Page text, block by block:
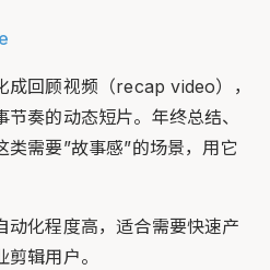
成回顾视频（recap video），
奏的动态短片。年终总结、
类需要”故事感”的场景，用它
动化程度高，适合需要快速产
辑用户。